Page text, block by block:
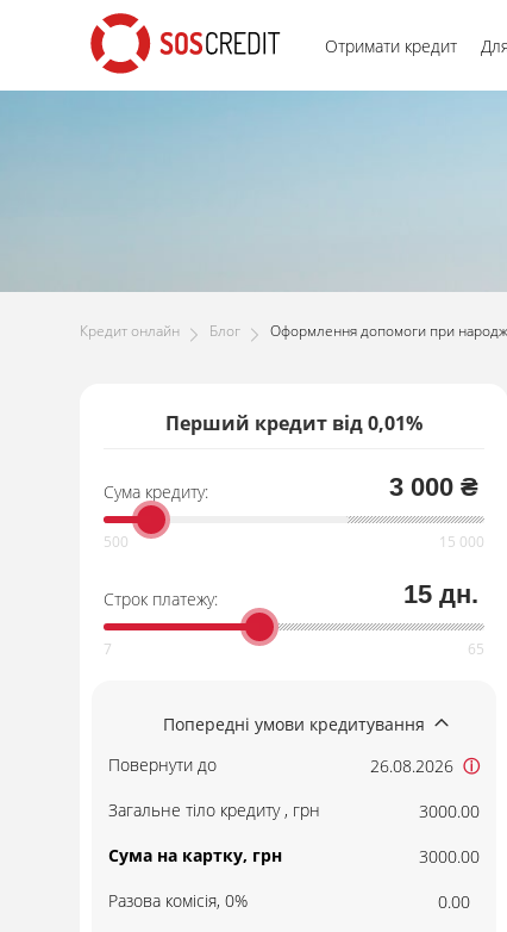
Отримати кредит
Кредит онлайн Блог Оформлення допомоги при
Перший кредит від 0,01%
Сума кредиту: 3 000 ₴
Строк платежу: 15 дн.
Попередні умови кредитування
Повернути до
26.08.2026 ⓘ
Загальне тіло кредиту , грн
3000.00
Сума на картку, грн
3000.00
Разова комісія, 0%
0.00